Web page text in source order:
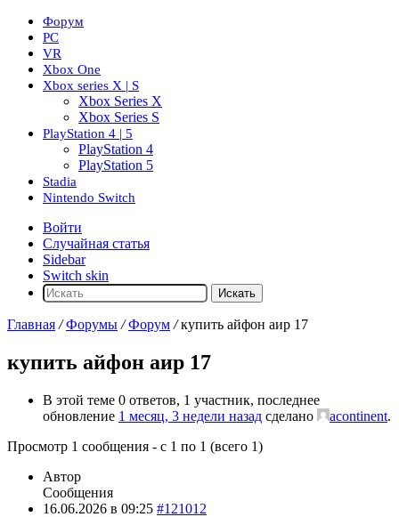
Форум
PC
VR
Xbox One
Xbox series X | S
Xbox Series X
Xbox Series S
PlayStation 4 | 5
PlayStation 4
PlayStation 5
Stadia
Nintendo Switch
Войти
Случайная статья
Sidebar
Switch skin
Искать
Главная / Форумы / Форум / купить айфон аир 17
купить айфон аир 17
В этой теме 0 ответов, 1 участник, последнее
обновление 1 месяц, 3 недели назад сделано acontinent.
Просмотр 1 сообщения - с 1 по 1 (всего 1)
Автор
Сообщения
16.06.2026 в 09:25 #121012